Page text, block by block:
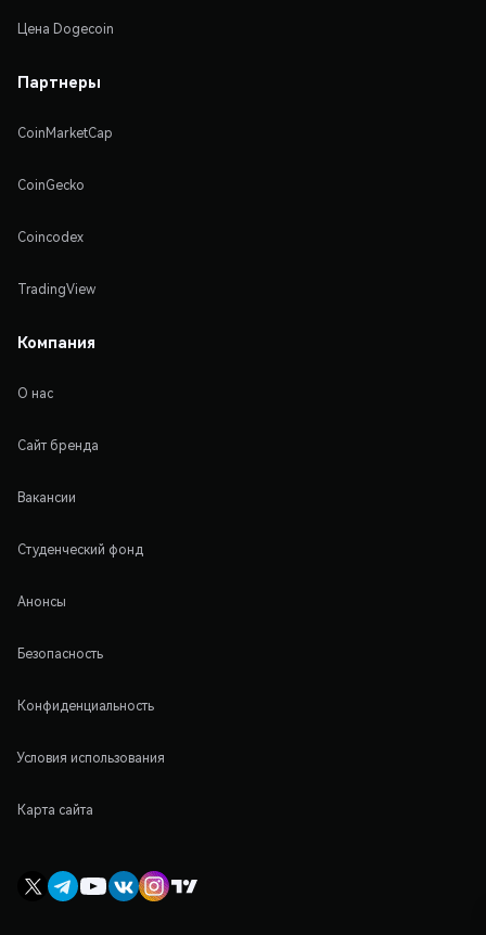
Цена Dogecoin
Партнеры
CoinMarketCap
CoinGecko
Coincodex
TradingView
Компания
О нас
Сайт бренда
Вакансии
Студенческий фонд
Анонсы
Безопасность
Конфиденциальность
Условия использования
Карта сайта